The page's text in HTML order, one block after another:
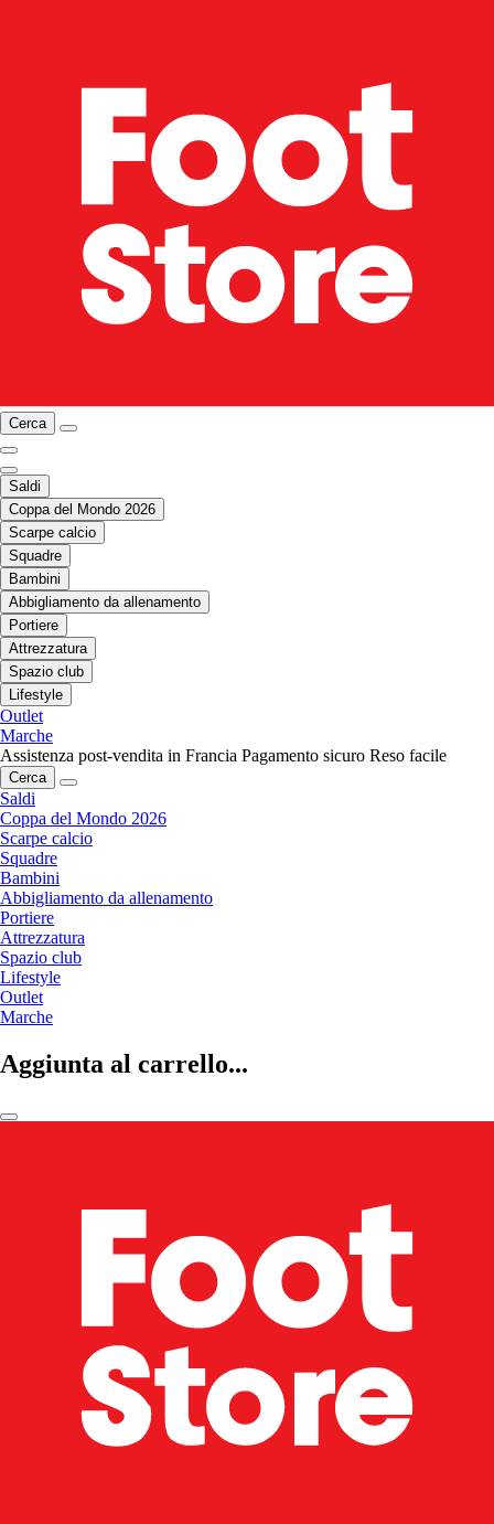
Cerca
Saldi
Coppa del Mondo 2026
Scarpe calcio
Squadre
Bambini
Abbigliamento da allenamento
Portiere
Attrezzatura
Spazio club
Lifestyle
Outlet
Marche
Assistenza post-vendita in Francia Pagamento sicuro Reso facile
Cerca
Saldi
Coppa del Mondo 2026
Scarpe calcio
Squadre
Bambini
Abbigliamento da allenamento
Portiere
Attrezzatura
Spazio club
Lifestyle
Outlet
Marche
Aggiunta al carrello...